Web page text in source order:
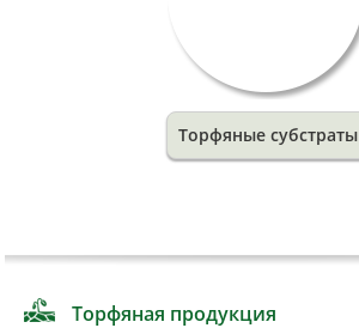
Торфяные субстраты
Торфяная продукция